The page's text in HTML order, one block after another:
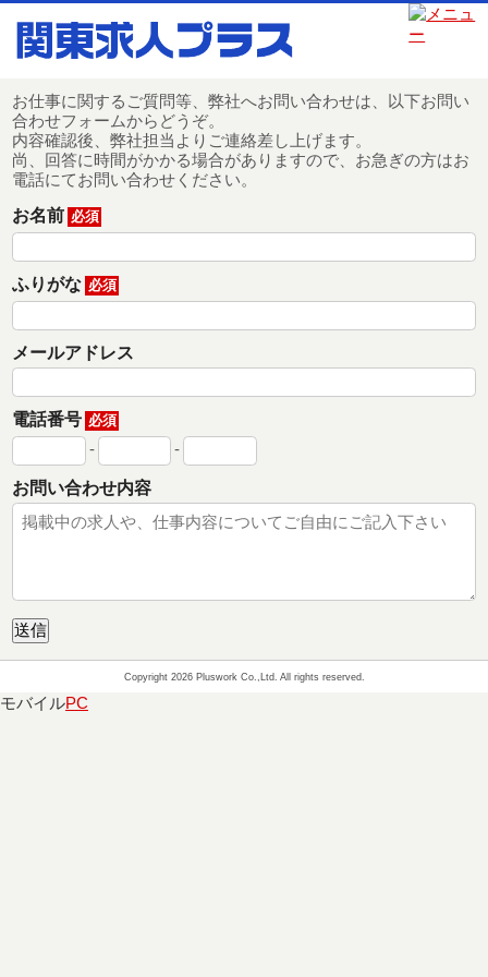
関東求人プラス> エントリーフォーム
お問い合せフォーム
お仕事に関するご質問等、弊社へお問い合わせは、以下お問い
合わせフォームからどうぞ。
内容確認後、弊社担当よりご連絡差し上げます。
尚、回答に時間がかかる場合がありますので、お急ぎの方はお
電話にてお問い合わせください。
お名前 必須
ふりがな 必須
メールアドレス
電話番号 必須
- -
お問い合わせ内容
Copyright 2026 Pluswork Co.,Ltd. All rights reserved.
モバイルPC